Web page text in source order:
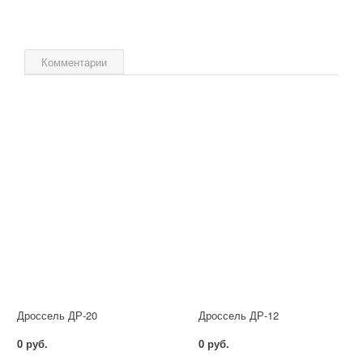
Комментарии
Дроссель ДР-20
0 руб.
Дроссель ДР-12
0 руб.